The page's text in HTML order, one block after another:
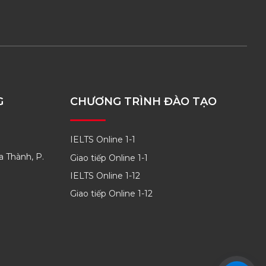
Thành, P.
CHƯƠNG TRÌNH ĐÀO TẠO
IELTS Online 1-1
Giao tiếp Online 1-1
IELTS Online 1-12
Giao tiếp Online 1-12